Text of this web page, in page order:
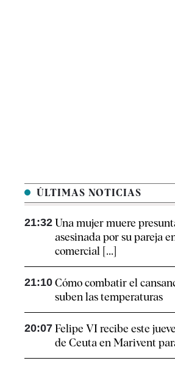
ÚLTIMAS NOTICIAS
21:32 Una mujer muere
asesinada por su pareja
comercial [...]
21:10 Cómo combatir el
suben las temperaturas
20:07 Felipe VI recibe este
de Ceuta en Marivent